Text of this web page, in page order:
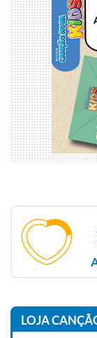
LOJA